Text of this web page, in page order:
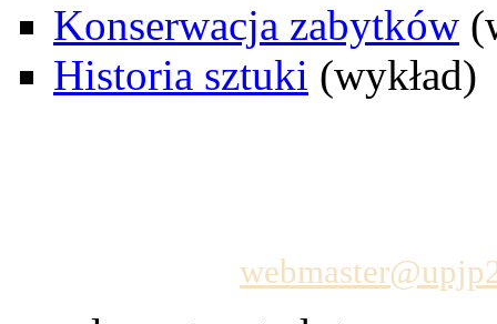
Konserwacja zabytków
Historia sztuki (wykład)